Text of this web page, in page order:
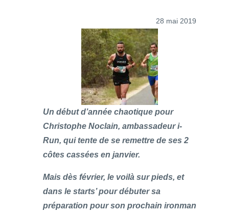
28 mai 2019
Un début d’année chaotique pour
Christophe Noclain, ambassadeur i-
Run, qui tente de se remettre de ses 2
côtes cassées en janvier.
Mais dès février, le voilà sur pieds, et
dans le starts’ pour débuter sa
préparation pour son prochain ironman